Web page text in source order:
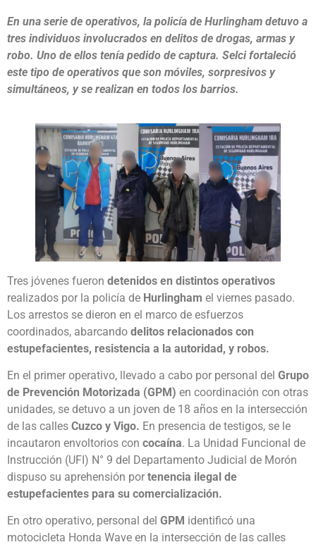
En una serie de operativos, la policía de Hurlingham detuvo a
tres individuos involucrados en delitos de drogas, armas y
robo. Uno de ellos tenía pedido de captura. Selci fortaleció
este tipo de operativos que son móviles, sorpresivos y
simultáneos, y se realizan en todos los barrios.
Tres jóvenes fueron detenidos en distintos operativos
realizados por la policía de Hurlingham el viernes pasado.
Los arrestos se dieron en el marco de esfuerzos
coordinados, abarcando delitos relacionados con
estupefacientes, resistencia a la autoridad, y robos.
En el primer operativo, llevado a cabo por personal del Grupo
de Prevención Motorizada (GPM) en coordinación con otras
unidades, se detuvo a un joven de 18 años en la intersección
de las calles Cuzco y Vigo. En presencia de testigos, se le
incautaron envoltorios con cocaína. La Unidad Funcional de
Instrucción (UFI) N° 9 del Departamento Judicial de Morón
dispuso su aprehensión por tenencia ilegal de
estupefacientes para su comercialización.
En otro operativo, personal del GPM identificó una
motocicleta Honda Wave en la intersección de las calles